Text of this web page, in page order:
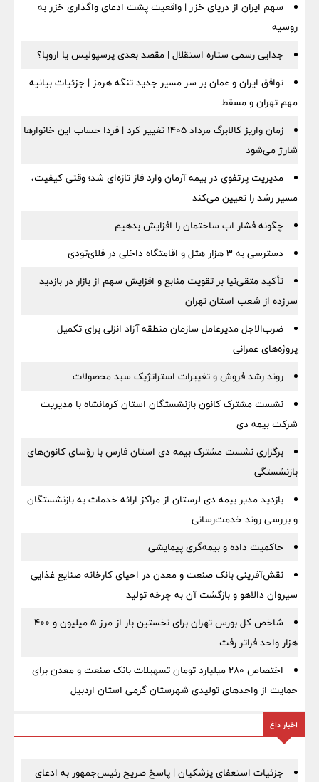
سهم ایران از دریای خزر | واقعیت پشت ادعای واگذاری خزر به
روسیه
جدایی رسمی ستاره استقلال | مقصد بعدی پرسپولیس یا اروپا؟
توافق ایران و عمان بر سر مسیر جدید تنگه هرمز | جزئیات بیانیه
مهم تهران و مسقط
زمان واریز کالابرگ مرداد ۱۴۰۵ تغییر کرد | فردا حساب این خانوارها
شارژ می‌شود
مدیریت پرتفوی در بیمه آرمان وارد فاز تازه‌ای شد؛ وقتی کیفیت،
مسیر رشد را تعیین می‌کند
چگونه فشار اب ساختمان را افزایش بدهیم
دسترسی به ۳ هزار هتل و اقامتگاه داخلی در فلای‌تودی
تأکید متقی‌نیا بر تقویت منابع و افزایش سهم از بازار در بازدید
سرزده از شعب استان تهران
ضرب‌الاجل مدیرعامل سازمان منطقه آزاد انزلی برای تكمیل
پروژه‌های عمرانی
روند رشد فروش و تغییرات استراتژیک سبد محصولات
نشست مشترک کانون بازنشستگان استان کرمانشاه با مدیریت
شرکت بیمه دی
برگزاری نشست مشترک بیمه دی استان فارس با رؤسای کانون‌های
بازنشستگی
بازدید مدیر بیمه دی لرستان از مراکز ارائه خدمات به بازنشستگان
و بررسی روند خدمت‌رسانی
حاکمیت داده و بیمه‌گری پیمایشی
نقش‌آفرینی بانک صنعت و معدن در احیای کارخانه صنایع غذایی
سیروان دالاهو و بازگشت آن به چرخه تولید
شاخص کل بورس تهران برای نخستین بار از مرز ۵ میلیون و ۴۰۰
هزار واحد فراتر رفت
اختصاص ۲۸۰ میلیارد تومان تسهیلات بانک صنعت و معدن برای
حمایت از واحدهای تولیدی شهرستان گرمی استان اردبیل
اخبار داغ
جزئیات استعفای پزشکیان | پاسخ صریح رئیس‌جمهور به ادعای